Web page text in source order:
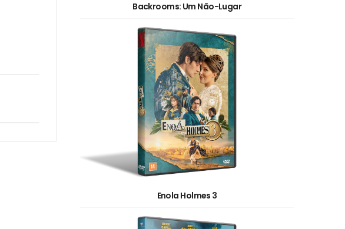
Backrooms: Um Não-Lugar
Enola Holmes 3